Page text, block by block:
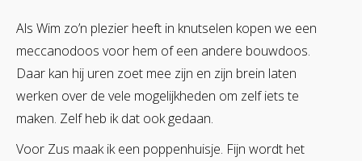
Als Wim zo’n plezier heeft in knutselen kopen we een
meccanodoos voor hem of een andere bouwdoos.
Daar kan hij uren zoet mee zijn en zijn brein laten
werken over de vele mogelijkheden om zelf iets te
maken. Zelf heb ik dat ook gedaan.
Voor Zus maak ik een poppenhuisje. Fijn wordt het